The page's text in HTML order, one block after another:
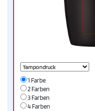
1 Farbe
2 Farben
3 Farben
4 Farben